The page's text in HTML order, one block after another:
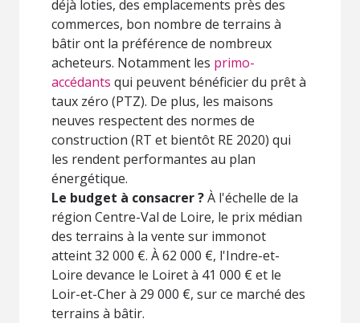
déjà loties, des emplacements près des
commerces, bon nombre de terrains à
bâtir ont la préférence de nombreux
acheteurs. Notamment les primo-
accédants qui peuvent bénéficier du prêt à
taux zéro (PTZ). De plus, les maisons
neuves respectent des normes de
construction (RT et bientôt RE 2020) qui
les rendent performantes au plan
énergétique.
Le budget à consacrer ?À l'échelle de la
région Centre-Val de Loire, le prix médian
des terrains à la vente sur immonot
atteint 32 000 €. À 62 000 €, l'Indre-et-
Loire devance le Loiret à 41 000 € et le
Loir-et-Cher à 29 000 €, sur ce marché des
terrains à bâtir.